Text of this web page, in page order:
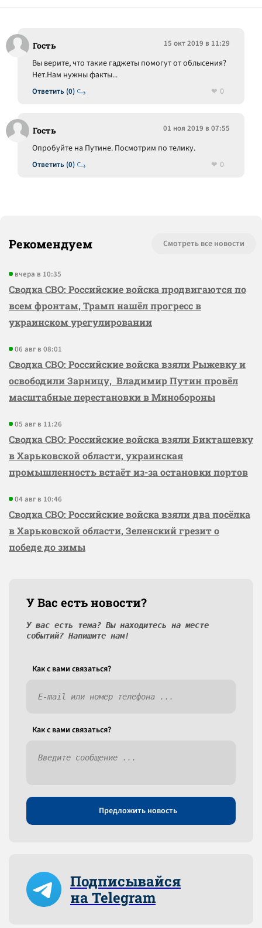
Гость 15 окт 2019 в 11:29
Ответить (0)
Вы верите, что такие гаджеты помогут от облысения?
Нет.Нам нужны факты...
0
Гость 01 ноя 2019 в 07:55
Ответить (0)
Опробуйте на Путине. Посмотрим по телику.
0
Рекомендуем Смотреть все новости
вчера в 10:35
Сводка СВО: Российские войска продвигаются по
всем фронтам, Трамп нашёл прогресс в
украинском урегулировании
06 авг в 08:01
Сводка СВО: Российские войска взяли Рыжевку и
освободили Зарницу, Владимир Путин провёл
масштабные перестановки в Минобороны
05 авг в 11:26
Сводка СВО: Российские войска взяли Бикташевку
в Харьковской области, украинская
промышленность встаёт из-за остановки портов
04 авг в 10:46
Сводка СВО: Российские войска взяли два посёлка
в Харьковской области, Зеленский грезит о
победе до зимы
У Вас есть новости?
У вас есть тема? Вы находитесь на месте
событий? Напишите нам!
Как c вами связаться?
Как c вами связаться?
Предложить новость
Подписывайся
на Telegram